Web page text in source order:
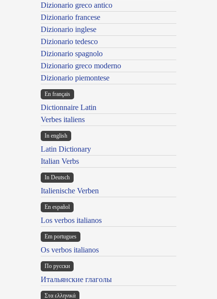
Dizionario greco antico
Dizionario francese
Dizionario inglese
Dizionario tedesco
Dizionario spagnolo
Dizionario greco moderno
Dizionario piemontese
En français
Dictionnaire Latin
Verbes italiens
In english
Latin Dictionary
Italian Verbs
In Deutsch
Italienische Verben
En español
Los verbos italianos
Em portugues
Os verbos italianos
По русски
Итальянские глаголы
Στα ελληνικά